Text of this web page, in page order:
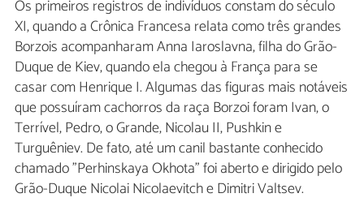
Os primeiros registros de indivíduos constam do século
XI, quando a Crônica Francesa relata como três grandes
Borzois acompanharam Anna Iaroslavna, filha do Grão-
Duque de Kiev, quando ela chegou à França para se
casar com Henrique I. Algumas das figuras mais notáveis
que possuíram cachorros da raça Borzoi foram Ivan, o
Terrível, Pedro, o Grande, Nicolau II, Pushkin e
Turguêniev. De fato, até um canil bastante conhecido
chamado "Perhinskaya Okhota" foi aberto e dirigido pelo
Grão-Duque Nicolai Nicolaevitch e Dimitri Valtsev.